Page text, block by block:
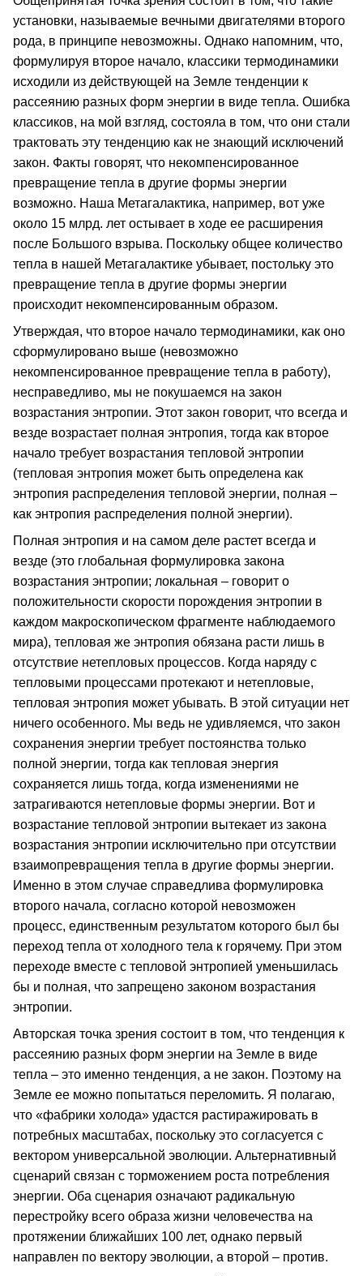
установки, называемые вечными двигателями второго
рода, в принципе невозможны. Однако напомним, что,
формулируя второе начало, классики термодинамики
исходили из действующей на Земле тенденции к
рассеянию разных форм энергии в виде тепла. Ошибка
классиков, на мой взгляд, состояла в том, что они стали
трактовать эту тенденцию как не знающий исключений
закон. Факты говорят, что некомпенсированное
превращение тепла в другие формы энергии
возможно. Наша Метагалактика, например, вот уже
около 15 млрд. лет остывает в ходе ее расширения
после Большого взрыва. Поскольку общее количество
тепла в нашей Метагалактике убывает, постольку это
превращение тепла в другие формы энергии
происходит некомпенсированным образом.
Утверждая, что второе начало термодинамики, как оно
сформулировано выше (невозможно
некомпенсированное превращение тепла в работу),
несправедливо, мы не покушаемся на закон
возрастания энтропии. Этот закон говорит, что всегда и
везде возрастает полная энтропия, тогда как второе
начало требует возрастания тепловой энтропии
(тепловая энтропия может быть определена как
энтропия распределения тепловой энергии, полная –
как энтропия распределения полной энергии).
Полная энтропия и на самом деле растет всегда и
везде (это глобальная формулировка закона
возрастания энтропии; локальная – говорит о
положительности скорости порождения энтропии в
каждом макроскопическом фрагменте наблюдаемого
мира), тепловая же энтропия обязана расти лишь в
отсутствие нетепловых процессов. Когда наряду с
тепловыми процессами протекают и нетепловые,
тепловая энтропия может убывать. В этой ситуации нет
ничего особенного. Мы ведь не удивляемся, что закон
сохранения энергии требует постоянства только
полной энергии, тогда как тепловая энергия
сохраняется лишь тогда, когда изменениями не
затрагиваются нетепловые формы энергии. Вот и
возрастание тепловой энтропии вытекает из закона
возрастания энтропии исключительно при отсутствии
взаимопревращения тепла в другие формы энергии.
Именно в этом случае справедлива формулировка
второго начала, согласно которой невозможен
процесс, единственным результатом которого был бы
переход тепла от холодного тела к горячему. При этом
переходе вместе с тепловой энтропией уменьшилась
бы и полная, что запрещено законом возрастания
энтропии.
Авторская точка зрения состоит в том, что тенденция к
рассеянию разных форм энергии на Земле в виде
тепла – это именно тенденция, а не закон. Поэтому на
Земле ее можно попытаться переломить. Я полагаю,
что «фабрики холода» удастся растиражировать в
потребных масштабах, поскольку это согласуется с
вектором универсальной эволюции. Альтернативный
сценарий связан с торможением роста потребления
энергии. Оба сценария означают радикальную
перестройку всего образа жизни человечества на
протяжении ближайших 100 лет, однако первый
направлен по вектору эволюции, а второй – против.